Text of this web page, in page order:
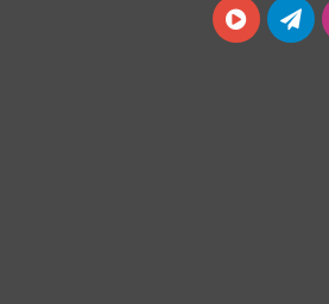
اینستاگرامتلگرام آپارات